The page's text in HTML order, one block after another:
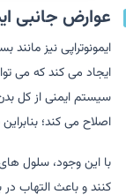
عوارض جانبی
ایمونوتراپی نیز
ایجاد می کند که می
سیستم ایمنی از کل
اصلاح می کند؛
با این وجود، سلول
کنند و باعث التهاب